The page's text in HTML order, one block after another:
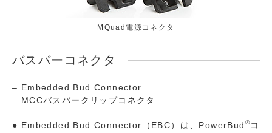
MQuad電源コネクタ
バスバーコネクタ
– Embedded Bud Connector
– MCCバスバークリップコネクタ
Embedded Bud Connector（EBC）は、PowerBud ®コ